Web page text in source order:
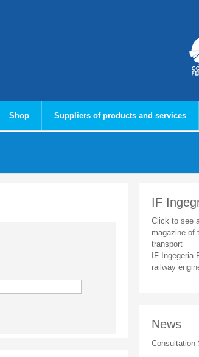
Shop Suppliers of products and services
IF
Click to see
magazine of
transport
IF Ingegeria
railway
News
Consultation